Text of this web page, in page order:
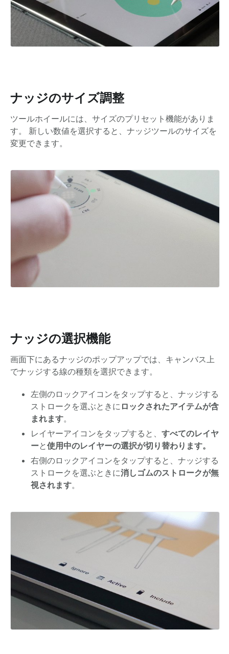
ナッジのサイズ調整
ツールホイールには、サイズのプリセット機能がありま
す。 新しい数値を選択すると、ナッジツールのサイズを
変更できます。
ナッジの選択機能
画面下にあるナッジのポップアップでは、キャンバス上
でナッジする線の種類を選択できます。
左側のロックアイコンをタップすると、ナッジする
ストロークを選ぶときに ロックされたアイテムが含
まれます。
レイヤーアイコンをタップすると、 すべてのレイヤ
ーと使用中のレイヤーの選択が切り替わります。
右側のロックアイコンをタップすると、ナッジする
ストロークを選ぶときに消しゴムのストロークが無
視されます。